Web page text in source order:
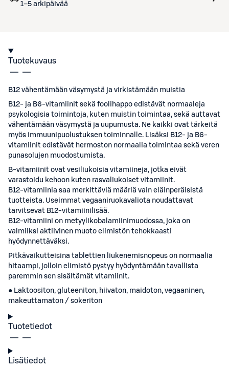
1–5 arkipäivää
Tuotekuvaus
B12 vähentämään väsymystä ja virkistämään muistia
B12- ja B6-vitamiinit sekä foolihappo edistävät normaaleja
psykologisia toimintoja, kuten muistin toimintaa, sekä auttavat
vähentämään väsymystä ja uupumusta. Ne kaikki ovat tärkeitä
myös immuunipuolustuksen toiminnalle. Lisäksi B12- ja B6-
vitamiinit edistävät hermoston normaalia toimintaa sekä veren
punasolujen muodostumista.
B-vitamiinit ovat vesiliukoisia vitamiineja, jotka eivät
varastoidu kehoon kuten rasvaliukoiset vitamiinit.
B12-vitamiinia saa merkittäviä määriä vain eläinperäisistä
tuotteista. Useimmat vegaaniruokavaliota noudattavat
tarvitsevat B12-vitamiinilisää.
B12-vitamiini on metyylikobalamiinimuodossa, joka on
valmiiksi aktiivinen muoto elimistön tehokkaasti
hyödynnettäväksi.
Pitkävaikutteisina tablettien liukenemisnopeus on normaalia
hitaampi, jolloin elimistö pystyy hyödyntämään tavallista
paremmin sen sisältämät vitamiinit.
● Laktoositon, gluteeniton, hiivaton, maidoton, vegaaninen,
makeuttamaton / sokeriton
Tuotetiedot
Lisätiedot